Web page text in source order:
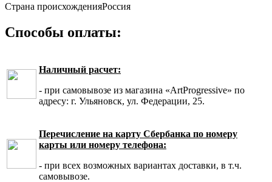
Страна происхожденияРоссия
Способы оплаты:
Наличный расчет:
- при самовывозе из магазина «ArtProgressive» по
адресу: г. Ульяновск, ул. Федерации, 25.
Перечисление на карту Сбербанка по номеру
карты или номеру телефона:
- при всех возможных вариантах доставки, в т.ч.
самовывозе.